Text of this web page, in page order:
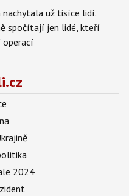
už tisíce lidí.
spočítají jen lidé, kteří
2024